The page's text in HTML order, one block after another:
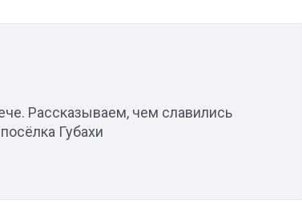
Рассказываем, чем славились
Губахи